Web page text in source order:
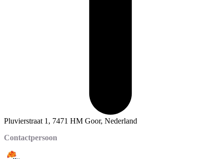
Pluvierstraat 1, 7471 HM Goor, Nederland
Contactpersoon